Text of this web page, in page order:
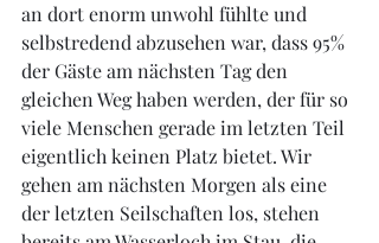
an dort enorm unwohl fühlte und
selbstredend abzusehen war, dass 95%
der Gäste am nächsten Tag den
gleichen Weg haben werden, der für so
viele Menschen gerade im letzten Teil
eigentlich keinen Platz bietet. Wir
gehen am nächsten Morgen als eine
der letzten Seilschaften los, stehen